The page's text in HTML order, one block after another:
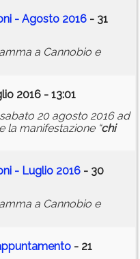
- Agosto 2016 - 31
a Cannobio e
2016 - 13:01
20 agosto 2016 ad
la manifestazione “chi
- Luglio 2016 - 30
a Cannobio e
- 21